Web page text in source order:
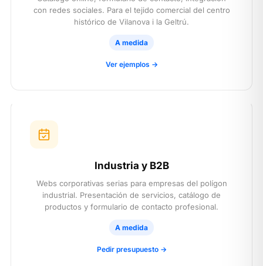
con redes sociales. Para el tejido comercial del centro
histórico de Vilanova i la Geltrú.
A medida
Ver ejemplos →
Industria y B2B
Webs corporativas serias para empresas del polígon
industrial. Presentación de servicios, catálogo de
productos y formulario de contacto profesional.
A medida
Pedir presupuesto →